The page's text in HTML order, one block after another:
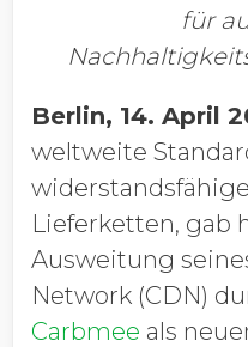
für
Berlin, 14. April
weltweite
Lieferketten, gab
Ausweitung
Network (CDN)
Carbmee als